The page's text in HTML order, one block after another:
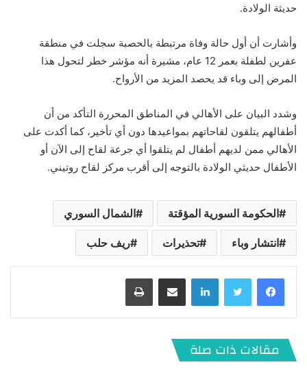
حديثة الولادة.
وأشارت أن أول حالة وفاة مرتبطة بالحصبة سجلت في منطقة
عفرين لطفلة بعمر 12 عام، مشيرة أنه مؤشر خطر لتحول هذا
المرض إلى وباء قد يحصد المزيد من الأرواح.
وشدد البيان على الأهالي في المناطق المحررة التأكد من أن
أطفالهم يتلقون لقاحاتهم بمواعيدها دون أي تأخير، كما أكدت على
الأهالي ممن لديهم أطفال لم يتلقوا أي جرعة لقاح إلى الآن أو
الأطفال حديثي الولادة بالتوجه إلى أقرب مركز لقاح روتيني.
الحكومة السورية المؤقتة الشمال السوري
انتشار وباء تحذيرات ريف حلب
لينكدإن
مقالات ذات صلة